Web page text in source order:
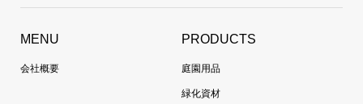
MENU
会社概要
PRODUCTS
庭園用品
緑化資材